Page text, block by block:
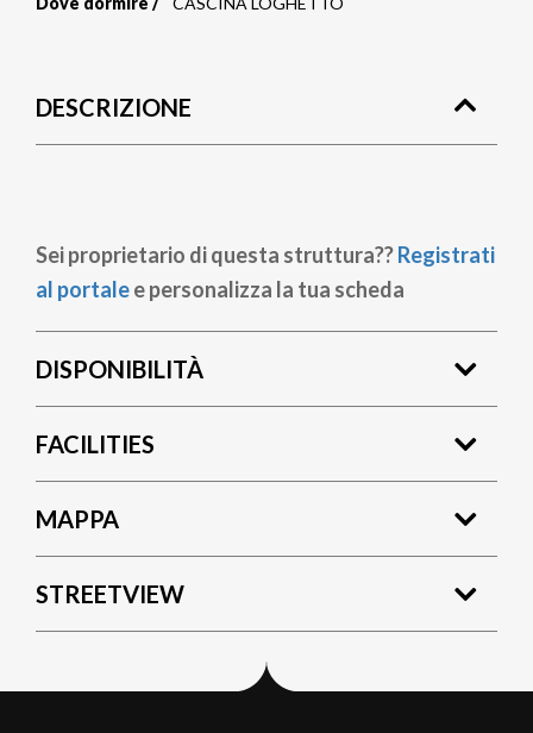
pane
DESCRIZIONE
Sei proprietario di questa struttura??Registrati
al portalee personalizza la tua scheda
DISPONIBILITÀ
FACILITIES
MAPPA
STREETVIEW